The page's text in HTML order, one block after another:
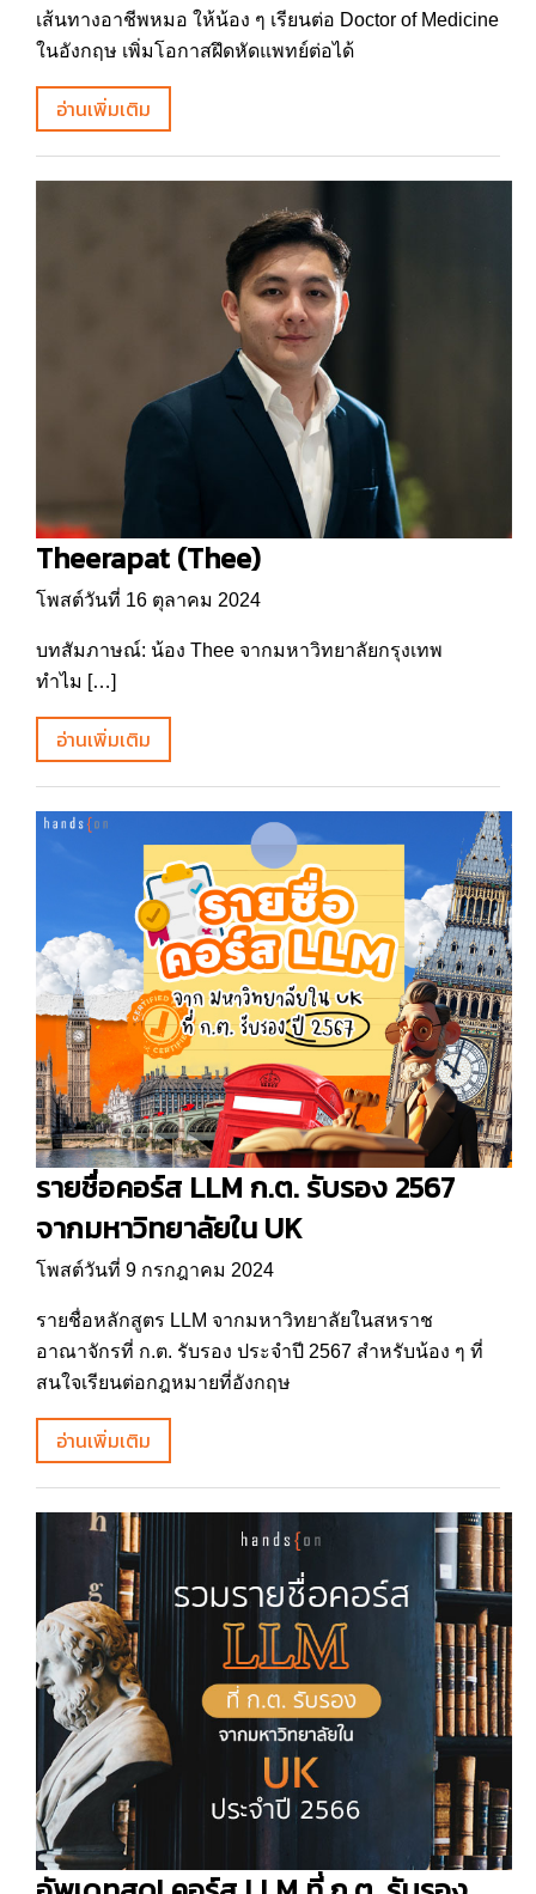
เส้นทางอาชีพหมอ ให้น้อง ๆ เรียนต่อ Doctor of Medicine
ในอังกฤษ เพิ่มโอกาสฝึดหัดแพทย์ต่อได้
อ่านเพิ่มเติม
Theerapat (Thee)
โพสต์วันที่ 16 ตุลาคม 2024
บทสัมภาษณ์: น้อง Thee จากมหาวิทยาลัยกรุงเทพ
ทำไม […]
อ่านเพิ่มเติม
รายชื่อคอร์ส LLM ก.ต. รับรอง 2567
จากมหาวิทยาลัยใน UK
โพสต์วันที่ 9 กรกฎาคม 2024
รายชื่อหลักสูตร LLM จากมหาวิทยาลัยในสหราช
อาณาจักรที่ ก.ต. รับรอง ประจำปี 2567 สำหรับน้อง ๆ ที่
สนใจเรียนต่อกฎหมายที่อังกฤษ
อ่านเพิ่มเติม